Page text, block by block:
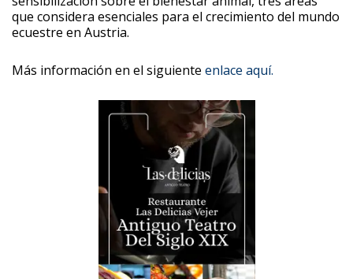
que considera esenciales para el crecimiento del mundo
ecuestre en Austria.
Más información en el siguiente enlace aquí.